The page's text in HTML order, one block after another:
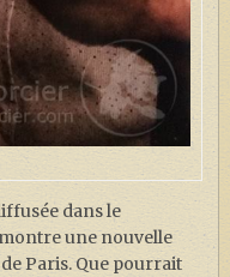
dans le
une nouvelle
Paris. Que pourrait